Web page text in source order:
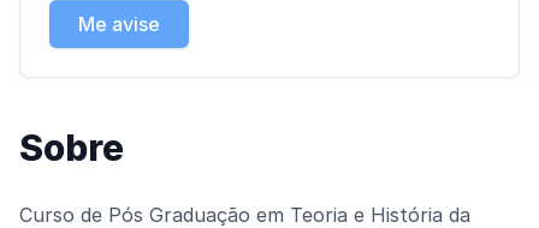
Me avise
Sobre
Curso de Pós Graduação em Teoria e História da